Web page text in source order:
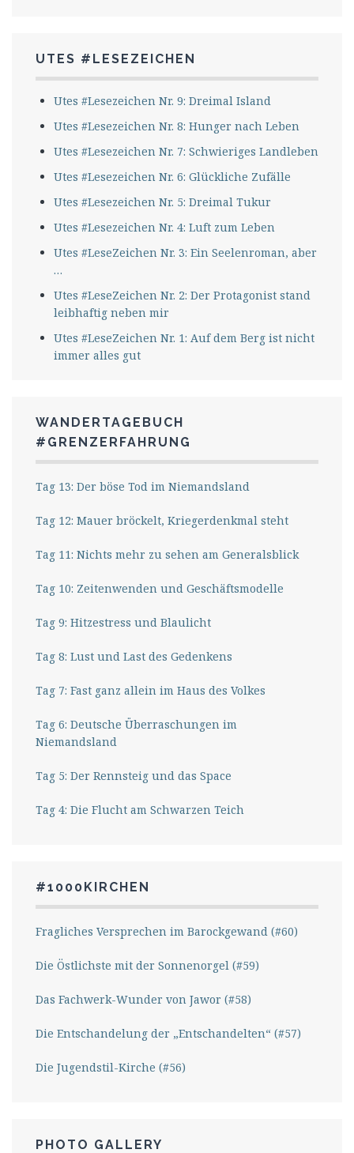
UTES #LESEZEICHEN
Utes #Lesezeichen Nr. 9: Dreimal Island
Utes #Lesezeichen Nr. 8: Hunger nach Leben
Utes #Lesezeichen Nr. 7: Schwieriges Landleben
Utes #Lesezeichen Nr. 6: Glückliche Zufälle
Utes #Lesezeichen Nr. 5: Dreimal Tukur
Utes #Lesezeichen Nr. 4: Luft zum Leben
Utes #LeseZeichen Nr. 3: Ein Seelenroman, aber
…
Utes #LeseZeichen Nr. 2: Der Protagonist stand
leibhaftig neben mir
Utes #LeseZeichen Nr. 1: Auf dem Berg ist nicht
immer alles gut
WANDERTAGEBUCH
#GRENZERFAHRUNG
Tag 13: Der böse Tod im Niemandsland
Tag 12: Mauer bröckelt, Kriegerdenkmal steht
Tag 11: Nichts mehr zu sehen am Generalsblick
Tag 10: Zeitenwenden und Geschäftsmodelle
Tag 9: Hitzestress und Blaulicht
Tag 8: Lust und Last des Gedenkens
Tag 7: Fast ganz allein im Haus des Volkes
Tag 6: Deutsche Überraschungen im
Niemandsland
Tag 5: Der Rennsteig und das Space
Tag 4: Die Flucht am Schwarzen Teich
#1000KIRCHEN
Fragliches Versprechen im Barockgewand (#60)
Die Östlichste mit der Sonnenorgel (#59)
Das Fachwerk-Wunder von Jawor (#58)
Die Entschandelung der „Entschandelten“ (#57)
Die Jugendstil-Kirche (#56)
PHOTO GALLERY